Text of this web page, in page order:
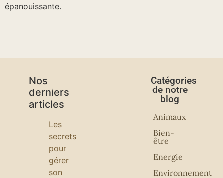
épanouissante.
Nos
derniers
articles
Les
secrets
pour
gérer
son
Catégories
de notre
blog
Animaux
Bien-
être
Energie
Environnement